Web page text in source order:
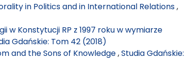
in Politics and in International Relations,
w Konstytucji RP z 1997 roku w wymiarze
Gdańskie: Tom 42 (2018)
and the Sons of Knowledge,Studia Gdańskie: